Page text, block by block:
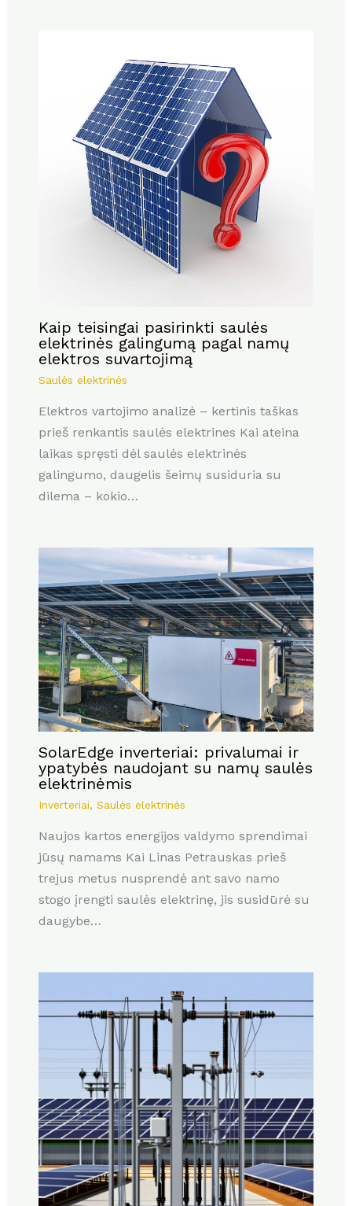
Kaip teisingai pasirinkti saulės
elektrinės galingumą pagal namų
elektros suvartojimą
Saulės elektrinės
Elektros vartojimo analizė – kertinis taškas
prieš renkantis saulės elektrines Kai ateina
laikas spręsti dėl saulės elektrinės
galingumo, daugelis šeimų susiduria su
dilema – kokio…
SolarEdge inverteriai: privalumai ir
ypatybės naudojant su namų saulės
elektrinėmis
Inverteriai, Saulės elektrinės
Naujos kartos energijos valdymo sprendimai
jūsų namams Kai Linas Petrauskas prieš
trejus metus nusprendė ant savo namo
stogo įrengti saulės elektrinę, jis susidūrė su
daugybe…